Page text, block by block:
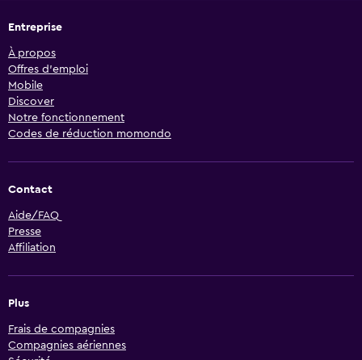
Entreprise
À propos
Offres d’emploi
Mobile
Discover
Notre fonctionnement
Codes de réduction momondo
Contact
Aide/FAQ
Presse
Affiliation
Plus
Frais de compagnies
Compagnies aériennes